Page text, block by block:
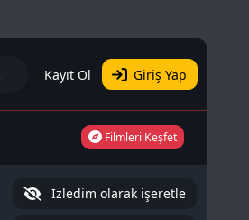
Kayıt Ol Giriş Yap
Filmleri Keşfet
İzledim olarak işeretle